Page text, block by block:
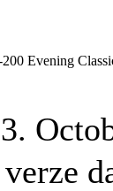
Evening